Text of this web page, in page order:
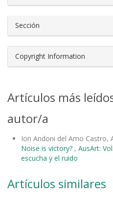
Sección
Copyright Information
Artículos más
autor/a
Ion Andoni del Amo Castro,
Noise is victory? , AusArt:
escucha y el ruido
Artículos similares